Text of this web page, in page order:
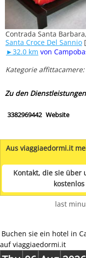
Contrada Santa Barbara,
Santa Croce Del Sannio
►32.0 km von
Kategorie
Zu den Dienstleistungen
3382969442 Website
Aus viaggiaedormi.it
Kontakt, die sie über
last
Buchen sie ein hotel in
auf viaggiaedormi.it